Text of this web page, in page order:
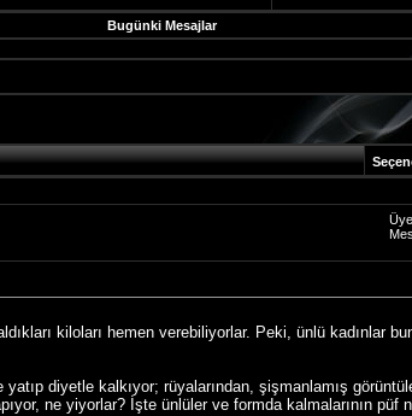
Bugünki Mesajlar
kiloları hemen verebiliyorlar. Peki, ünlü kadınlar
diyetle kalkıyor; rüyalarından, şişmanlamış
ne yiyorlar? İşte ünlüler ve formda kalmalarının püf